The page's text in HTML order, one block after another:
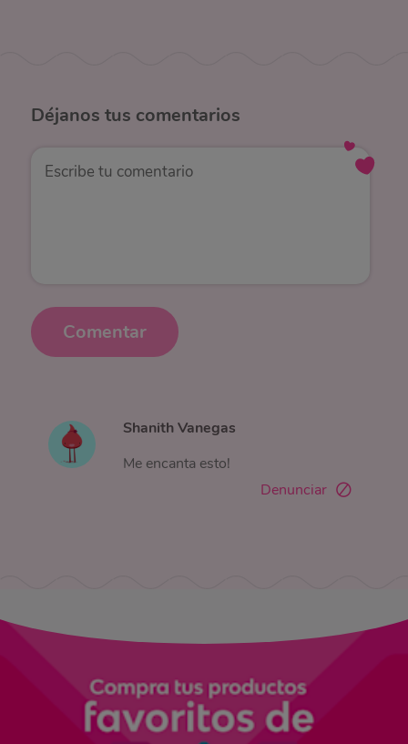
Déjanos tus comentarios
Comentar
Shanith Vanegas
Me encanta esto!
Denunciar